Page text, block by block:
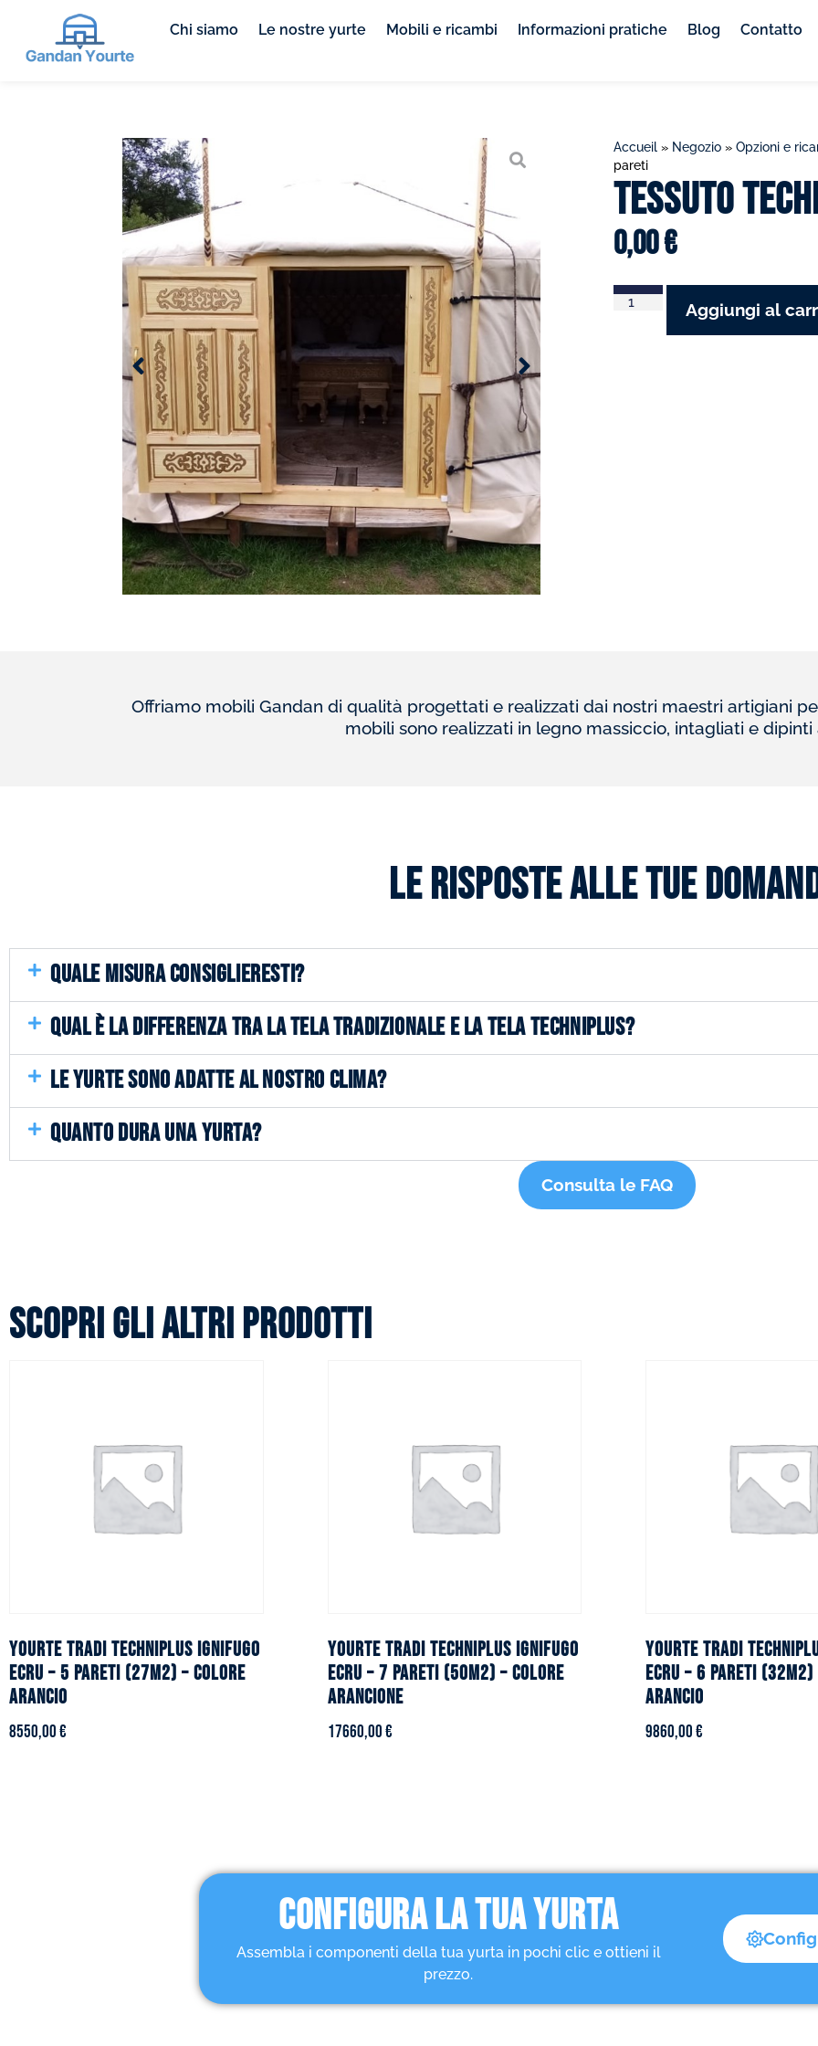
Chi siamo Le nostre yurte Mobili e ricambi Informazioni pratiche Blog Contatto
Accueil » Negozio » Opzioni e
pareti
Tessuto
0,00€
Aggiungi al
Offriamo mobili Gandan di qualità progettati e realizzati dai nostri maestri artigiani
mobili sono realizzati in legno massiccio, intagliati e dipinti
Le risposte alle tue
QUALE MISURA CONSIGLIERESTI?
QUAL È LA DIFFERENZA TRA LA TELA TRADIZIONALE E LA TELA TECHNIPLUS?
LE YURTE SONO ADATTE AL NOSTRO CLIMA?
QUANTO DURA UNA YURTA?
Consulta le FAQ
Scopri gli altri prodotti
YOURTE TRADI TECHNIPLUS ignifugo
ecru – 5 pareti (27m2) – Colore
arancio
8550,00€
YOURTE TRADI TECHNIPLUS ignifugo
ecru – 7 pareti (50m2) – Colore
arancione
17660,00€
YOURTE TRADI
ecru – 6 pareti
arancio
9860,00€
CONFIGURA LA TUA YURTA
Assembla i componenti della tua yurta in pochi clic e ottieni il
prezzo.